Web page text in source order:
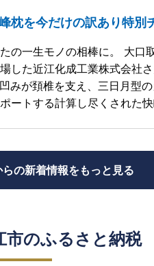
枕を今だけの訳あり特別
の一生モノの相棒に。 大口
した近江化成工業株式会社
みが頚椎を支え、三日月型
ートする計算し尽くされた快
らの新着情報をもっと見る
市のふるさと納税